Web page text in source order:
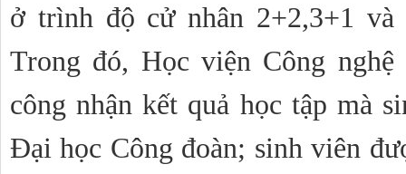
ở trình độ cử nhân 2+2,3+1
Trong đó, Học viện Công nghệ
công nhận kết quả học tập mà
Đại học Công đoàn; sinh viên